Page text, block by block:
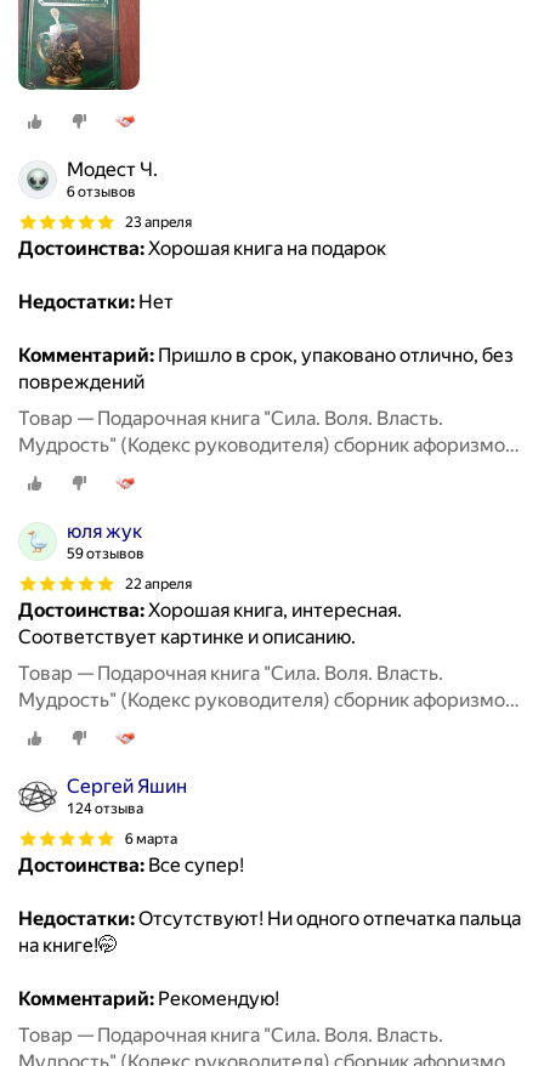
Модест Ч.
6 отзывов
23 апреля
Достоинства:Хорошая книга на подарок
Недостатки: Нет
Комментарий: Пришло в срок, упаковано отлично, без
повреждений
Товар — Подарочная книга "Сила. Воля. Власть.
Мудрость" (Кодекс руководителя) сборник афоризмов,
цитаты великих людей
юля жук
59 отзывов
22 апреля
Достоинства:Хорошая книга, интересная.
Соответствует картинке и описанию.
Товар — Подарочная книга "Сила. Воля. Власть.
Мудрость" (Кодекс руководителя) сборник афоризмов,
цитаты великих людей
Сергей Яшин
124 отзыва
6 марта
Достоинства: Все супер!
Недостатки:Отсутствуют! Ни одного отпечатка пальца
на книге!🤭
Комментарий: Рекомендую!
Товар — Подарочная книга "Сила. Воля. Власть.